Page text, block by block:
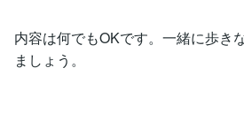
内容は何でもOKです。一緒に歩き
ましょう。